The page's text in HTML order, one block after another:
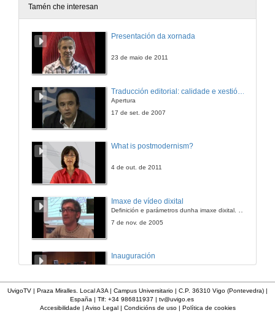
Tamén che interesan
Presentación da xornada
23 de maio de 2011
Apertura
17 de set. de 2007
What is postmodernism?
4 de out. de 2011
Imaxe de vídeo dixital
Definición e parámetros dunha imaxe dixital. Resolución e Aspecto. Profundidade da cor. Compresión. Frame por segundo. Entrelazado. Campos, cadros
7 de nov. de 2005
Inauguración
Apertura do acto
UvigoTV | Praza Miralles. Local A3A | Campus Universitario | C.P. 36310 Vigo (Pontevedra) |
España | Tlf: +34 986811937 | tv@uvigo.es
Accesibilidade | Aviso Legal| Condicións de uso| Política de cookies